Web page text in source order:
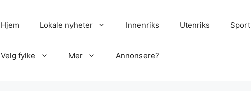
Hjem Lokale nyheter Innenriks Utenriks Sport
Velg fylke Mer Annonsere?